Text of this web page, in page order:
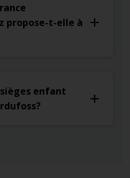
propose-t-elle à
enfant